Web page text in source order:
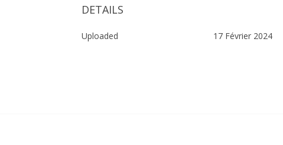
DETAILS
Uploaded 17 Février 2024